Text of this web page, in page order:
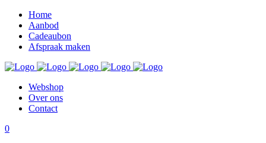
Home
Aanbod
Cadeaubon
Afspraak maken
Webshop
Over ons
Contact
0